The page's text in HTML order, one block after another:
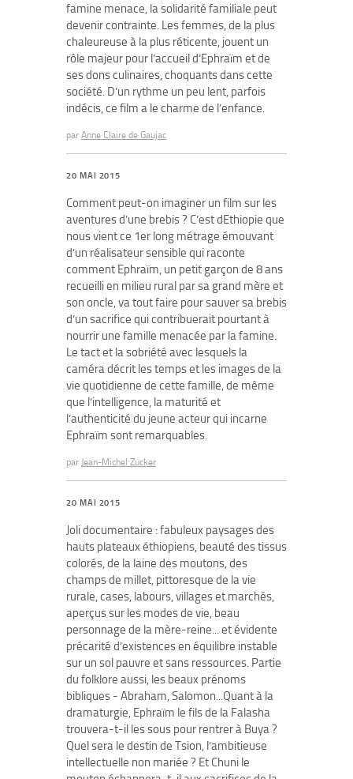
famine menace, la solidarité familiale peut
devenir contrainte. Les femmes, de la plus
chaleureuse à la plus réticente, jouent un
rôle majeur pour l’accueil d’Ephraïm et de
ses dons culinaires, choquants dans cette
société. D’un rythme un peu lent, parfois
indécis, ce film a le charme de l’enfance.
par Anne Claire de Gaujac
20 MAI 2015
Comment peut-on imaginer un film sur les
aventures d’une brebis ? C’est dEthiopie que
nous vient ce 1er long métrage émouvant
d’un réalisateur sensible qui raconte
comment Ephraïm, un petit garçon de 8 ans
recueilli en milieu rural par sa grand mère et
son oncle, va tout faire pour sauver sa brebis
d’un sacrifice qui contribuerait pourtant à
nourrir une famille menacée par la famine.
Le tact et la sobriété avec lesquels la
caméra décrit les temps et les images de la
vie quotidienne de cette famille, de même
que l’intelligence, la maturité et
l’authenticité du jeune acteur qui incarne
Ephraïm sont remarquables.
par Jean-Michel Zucker
20 MAI 2015
Joli documentaire : fabuleux paysages des
hauts plateaux éthiopiens, beauté des tissus
colorés, de la laine des moutons, des
champs de millet, pittoresque de la vie
rurale, cases, labours, villages et marchés,
aperçus sur les modes de vie, beau
personnage de la mère-reine... et évidente
précarité d’existences en équilibre instable
sur un sol pauvre et sans ressources. Partie
du folklore aussi, les beaux prénoms
bibliques - Abraham, Salomon...Quant à la
dramaturgie, Ephraïm le fils de la Falasha
trouvera-t-il les sous pour rentrer à Buya ?
Quel sera le destin de Tsion, l’ambitieuse
intellectuelle non mariée ? Et Chuni le